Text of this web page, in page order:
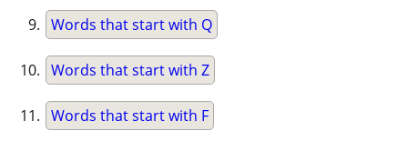
Words that start with Q
Words that start with Z
Words that start with F